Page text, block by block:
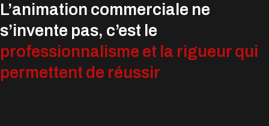
L’animation commerciale ne
s’invente pas, c’est le
professionnalisme et la rigueur qui
permettent de réussir